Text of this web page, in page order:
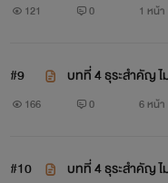
121 0 1 หน้า
#9
บทที่ 4 ธุระสำคัญ ไ
อ (1)
166 0 6 หน้า
#10
บทที่ 4 ธุระสำคัญ ไ